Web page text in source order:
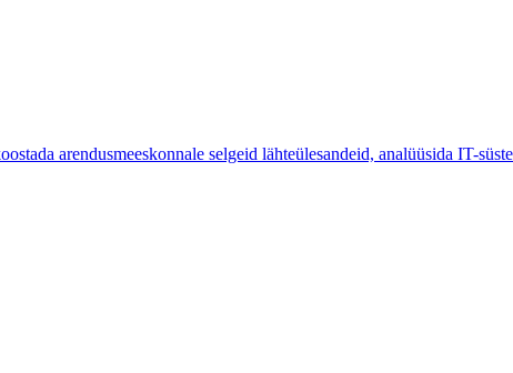
arendusmeeskonnale selgeid lähteülesandeid, analüüsida IT-